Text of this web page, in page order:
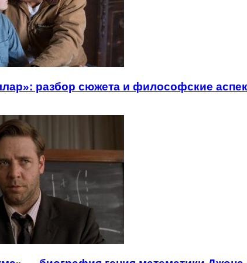
разбор сюжета и философские